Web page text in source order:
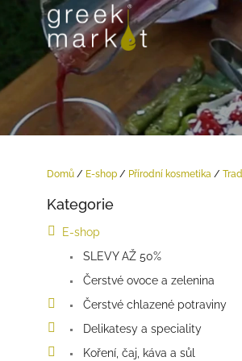
Domů / E-shop / Přírodní kosmetika /
Přeskočit
Kategorie
E-shop
SLEVY AŽ 50%
Čerstvé ovoce a zelenina
Čerstvé chlazené potraviny
Delikatesy a speciality
Koření, čaj, káva a sůl